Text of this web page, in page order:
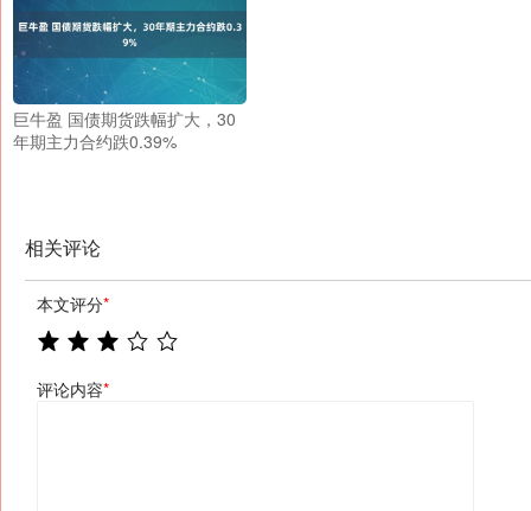
巨牛盈 国债期货跌幅扩大，30
年期主力合约跌0.39%
相关评论
本文评分*
评论内容*